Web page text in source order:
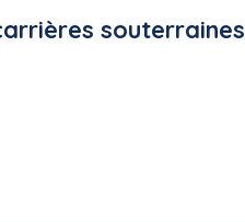
souterraines